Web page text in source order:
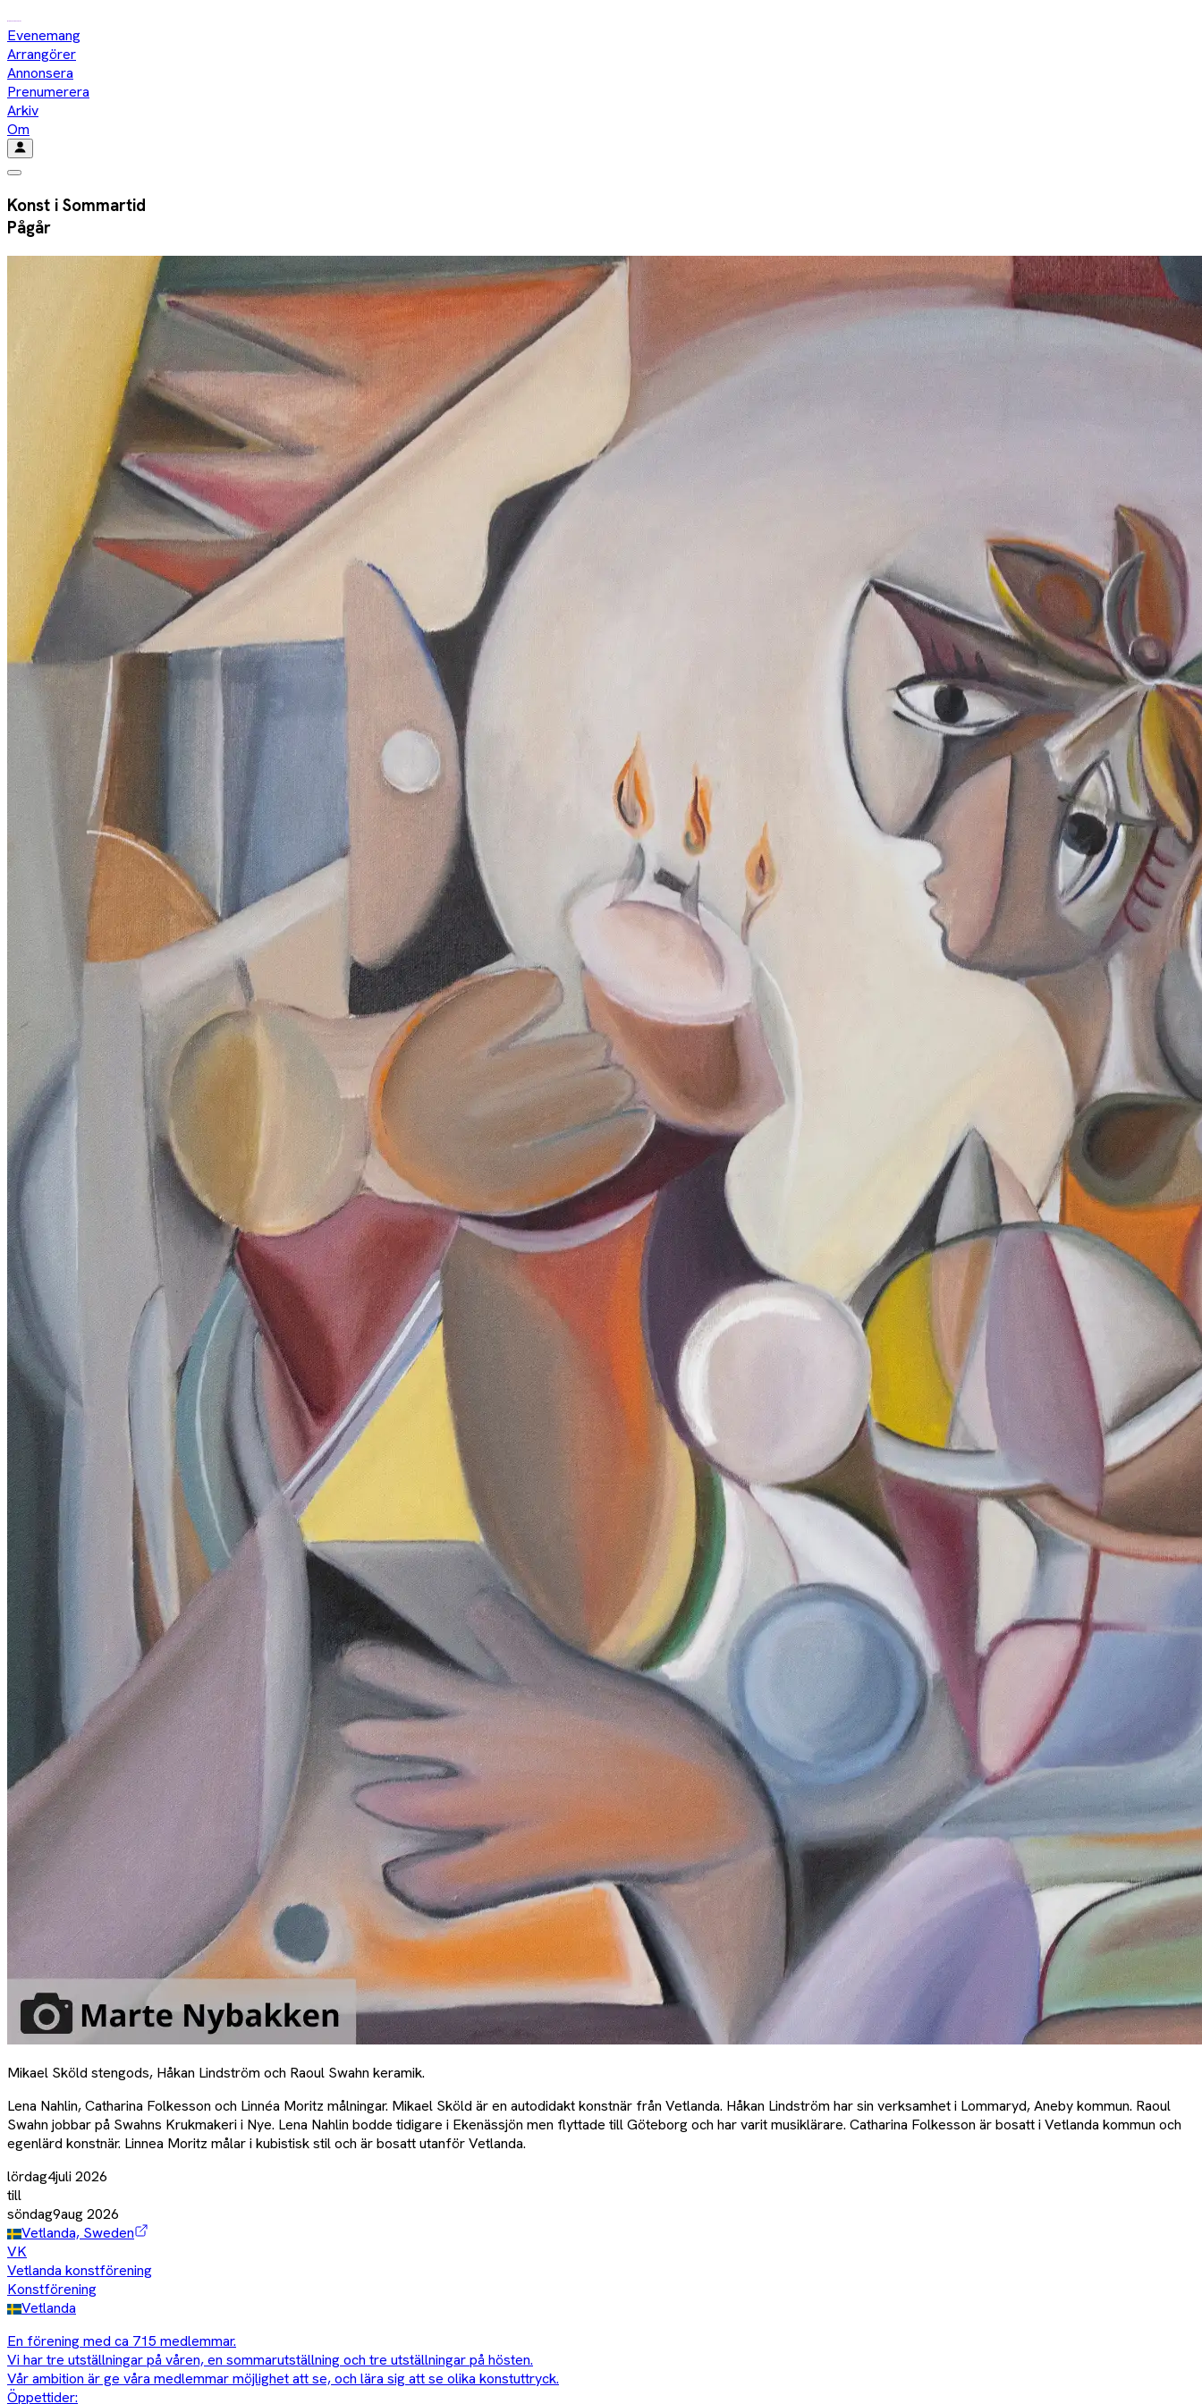
Evenemang
Arrangörer
Annonsera
Prenumerera
Arkiv
Om
Konst i Sommartid
Pågår
Mikael Sköld stengods, Håkan Lindström och Raoul Swahn keramik.
Lena Nahlin, Catharina Folkesson och Linnéa Moritz målningar. Mikael Sköld är en autodidakt konstnär från Vetlanda. Håkan Lindström har sin verksamhet i Lommaryd, Aneby kommun. Raoul
Swahn jobbar på Swahns Krukmakeri i Nye. Lena Nahlin bodde tidigare i Ekenässjön men flyttade till Göteborg och har varit musiklärare. Catharina Folkesson är bosatt i Vetlanda kommun och
egenlärd konstnär. Linnea Moritz målar i kubistisk stil och är bosatt utanför Vetlanda.
lördag4juli 2026
till
söndag9aug2026
Vetlanda, Sweden
VK
Vetlanda konstförening
Konstförening
Vetlanda
En förening med ca 715 medlemmar.
Vi har tre utställningar på våren, en sommarutställning och tre utställningar på hösten.
Vår ambition är ge våra medlemmar möjlighet att se, och lära sig att se olika konstuttryck.
Öppettider: